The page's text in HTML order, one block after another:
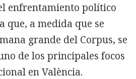
enfrentamiento político
que, a medida que se
grande del Corpus, se
de los principales focos
en València.